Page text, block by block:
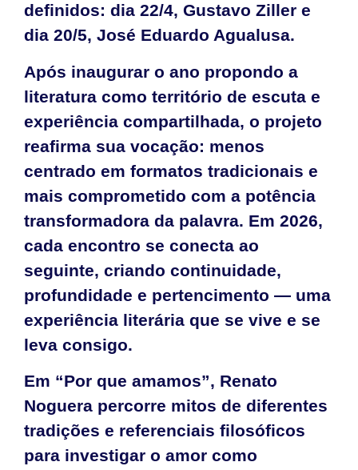
definidos: dia 22/4, Gustavo Ziller e
dia 20/5, José Eduardo Agualusa.
Após inaugurar o ano propondo a
literatura como território de escuta e
experiência compartilhada, o projeto
reafirma sua vocação: menos
centrado em formatos tradicionais e
mais comprometido com a potência
transformadora da palavra. Em 2026,
cada encontro se conecta ao
seguinte, criando continuidade,
profundidade e pertencimento — uma
experiência literária que se vive e se
leva consigo.
Em “Por que amamos”, Renato
Noguera percorre mitos de diferentes
tradições e referenciais filosóficos
para investigar o amor como